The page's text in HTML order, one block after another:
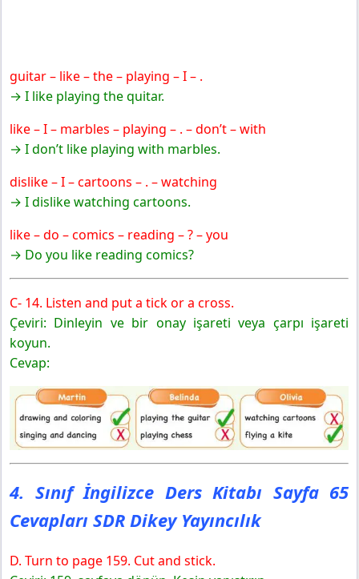
guitar – like – the – playing – I – .
→ I like playing the quitar.
like – I – marbles – playing – . – don’t – with
→ I don’t like playing with marbles.
dislike – I – cartoons – . – watching
→ I dislike watching cartoons.
like – do – comics – reading – ? – you
→ Do you like reading comics?
C- 14. Listen and put a tick or a cross.
Çeviri: Dinleyin ve bir onay işareti veya çarpı işareti
koyun.
Cevap:
4. Sınıf İngilizce Ders Kitabı Sayfa 65
Cevapları SDR Dikey Yayıncılık
D. Turn to page 159. Cut and stick.